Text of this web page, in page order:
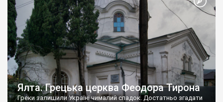
Ялта. Грецька церква Феодора Тирона
Греки залишили Україні чималий спадок. Достатньо згадати